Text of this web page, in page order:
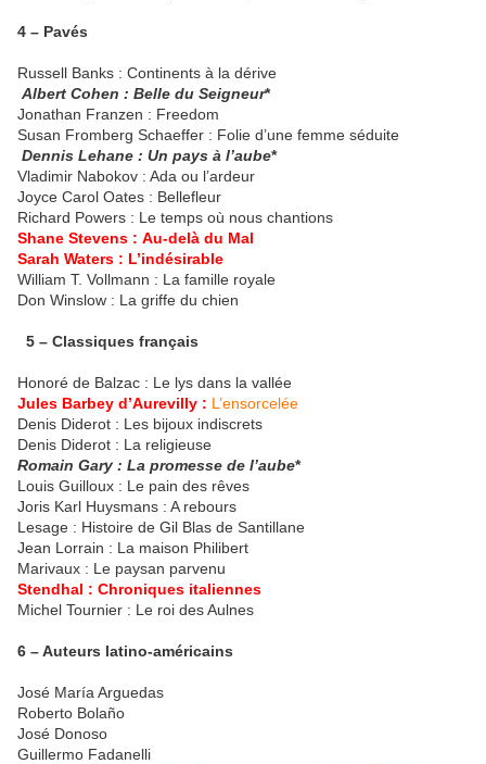
4 – Pavés
Russell Banks : Continents à la dérive
Albert Cohen : Belle du Seigneur*
Jonathan Franzen : Freedom
Susan Fromberg Schaeffer : Folie d’une femme séduite
Dennis Lehane : Un pays à l’aube*
Vladimir Nabokov : Ada ou l’ardeur
Joyce Carol Oates : Bellefleur
Richard Powers : Le temps où nous chantions
Shane Stevens : Au-delà du Mal
Sarah Waters : L’indésirable
William T. Vollmann : La famille royale
Don Winslow : La griffe du chien
5 – Classiques français
Honoré de Balzac : Le lys dans la vallée
Jules Barbey d’Aurevilly : L’ensorcelée
Denis Diderot : Les bijoux indiscrets
Denis Diderot : La religieuse
Romain Gary : La promesse de l’aube*
Louis Guilloux : Le pain des rêves
Joris Karl Huysmans : A rebours
Lesage : Histoire de Gil Blas de Santillane
Jean Lorrain : La maison Philibert
Marivaux : Le paysan parvenu
Stendhal : Chroniques italiennes
Michel Tournier : Le roi des Aulnes
6 – Auteurs latino-américains
José María Arguedas
Roberto Bolaño
José Donoso
Guillermo Fadanelli